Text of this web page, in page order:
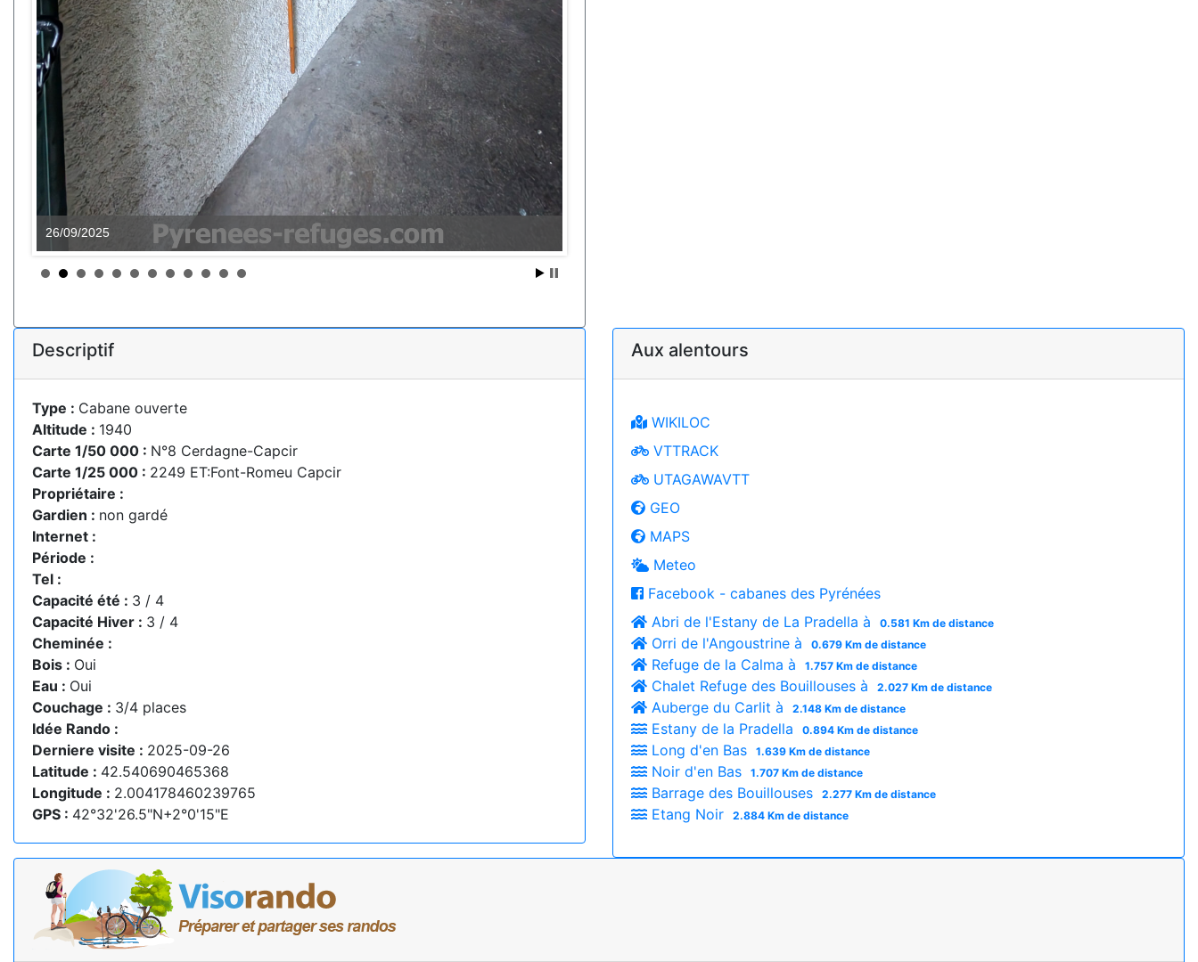
26/09/2025
Descriptif
Type : Cabane ouverte
Altitude : 1940
Carte 1/50 000 : N°8 Cerdagne-Capcir
Carte 1/25 000 : 2249 ET:Font-Romeu Capcir
Propriétaire :
Gardien : non gardé
Internet :
Période :
Tel :
Capacité été : 3 / 4
Capacité Hiver : 3 / 4
Cheminée :
Bois : Oui
Eau : Oui
Couchage : 3/4 places
Idée Rando :
Derniere visite : 2025-09-26
Latitude : 42.540690465368
Longitude : 2.004178460239765
GPS : 42°32'26.5"N+2°0'15"E
Aux alentours
WIKILOC
VTTRACK
UTAGAWAVTT
GEO
MAPS
Meteo
Facebook - cabanes des Pyrénées
Abri de l'Estany de La Pradella à
0.581 Km de distance
Orri de l'Angoustrine à 0.679 Km de distance
Refuge de la Calma à 1.757 Km de distance
Chalet Refuge des Bouillouses à 2.027 Km de distance
Auberge du Carlit à 2.148 Km de distance
Estany de la Pradella 0.894 Km de distance
Long d'en Bas 1.639 Km de distance
Noir d'en Bas 1.707 Km de distance
Barrage des Bouillouses 2.277 Km de distance
Etang Noir 2.884 Km de distance